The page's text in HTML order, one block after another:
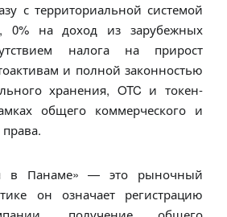
с территориальной системой
0% на доход из зарубежных
налога на прирост
и полной законностью
хранения, OTC и токен-
общего коммерческого и
в Панаме» — это рыночный
он означает регистрацию